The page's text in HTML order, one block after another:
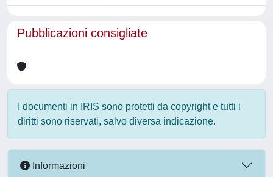
Pubblicazioni consigliate
I documenti in IRIS sono protetti da copyright e tutti i
diritti sono riservati, salvo diversa indicazione.
Informazioni